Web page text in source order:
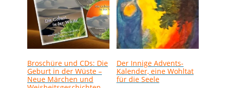
Broschüre und CDs: Die
Geburt in der Wüste –
Neue Märchen und
Der Innige Advents-
Kalender, eine Wohltat
für die Seele